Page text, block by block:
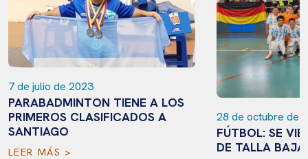
7 de julio de 2023
PARABADMINTON TIENE A LOS
PRIMEROS CLASIFICADOS A
SANTIAGO
LEER MÁS >
28 de octubre de
FÚTBOL: SE
DE TALLA BAJA